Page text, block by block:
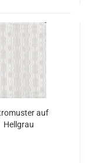
auf
Hellgrau